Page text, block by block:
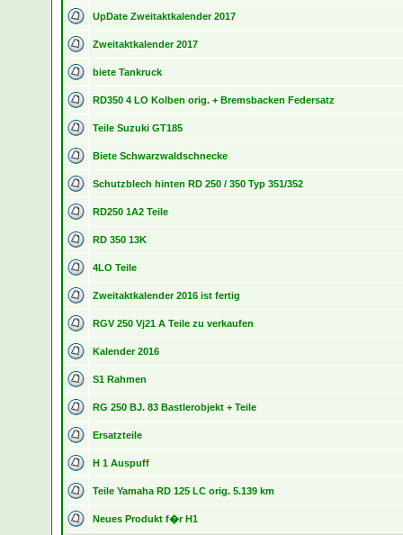
UpDate Zweitaktkalender 2017
Zweitaktkalender 2017
biete Tankruck
RD350 4 LO Kolben orig. + Bremsbacken Federsatz
Teile Suzuki GT185
Biete Schwarzwaldschnecke
Schutzblech hinten RD 250 / 350 Typ 351/352
RD250 1A2 Teile
RD 350 13K
4LO Teile
Zweitaktkalender 2016 ist fertig
RGV 250 Vj21 A Teile zu verkaufen
Kalender 2016
S1 Rahmen
RG 250 BJ. 83 Bastlerobjekt + Teile
Ersatzteile
H 1 Auspuff
Teile Yamaha RD 125 LC orig. 5.139 km
Neues Produkt f�r H1